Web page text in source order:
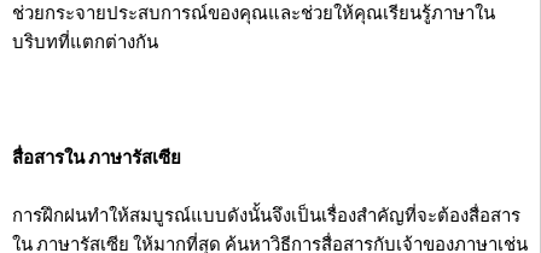
ช่วยกระจายประสบการณ์ของคุณและช่วยให้คุณเรียนรู้ภาษาใน
บริบทที่แตกต่างกัน
สื่อสารใน ภาษารัสเซีย
การฝึกฝนทำให้สมบูรณ์แบบดังนั้นจึงเป็นเรื่องสำคัญที่จะต้องสื่อสาร
ใน ภาษารัสเซีย ให้มากที่สุด ค้นหาวิธีการสื่อสารกับเจ้าของภาษาเช่น